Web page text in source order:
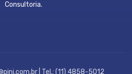
Consultoria.
| Tel.: (11) 4858-5012